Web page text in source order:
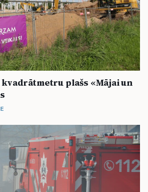
kvadrātmetru plašs «Mājai un